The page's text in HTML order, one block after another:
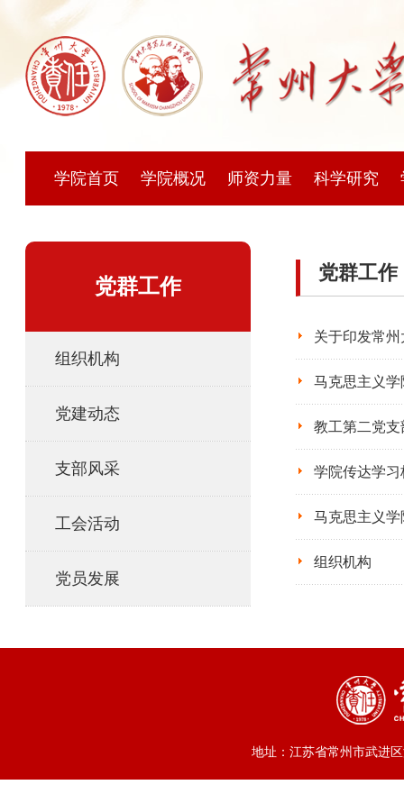
学院首页 学院概况 师资力量 科学研究
党群工作
组织机构
党建动态
支部风采
工会活动
党员发展
党群工作
关于印发常
马克思主义
教工第二党支
学院传达学
马克思主义
组织机构
地址：江苏省常州市武进